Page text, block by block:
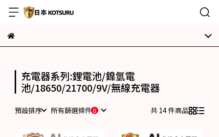
充電器系列:鋰電池/鎳氫電
池/18650/21700/9V/無線充電器
預設排序 所有篩選條件 共 14 件商品